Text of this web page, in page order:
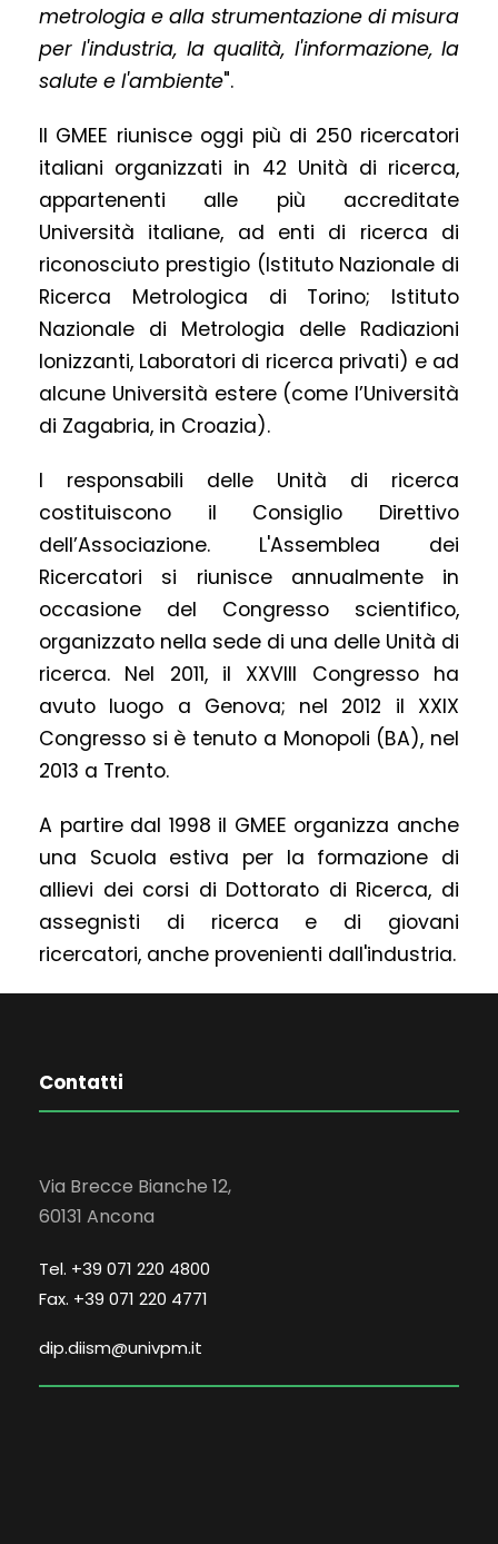
metrologia e alla strumentazione di misura
per l'industria, la qualità, l'informazione, la
salute e l'ambiente".
Il GMEE riunisce oggi più di 250 ricercatori
italiani organizzati in 42 Unità di ricerca,
appartenenti alle più accreditate
Università italiane, ad enti di ricerca di
riconosciuto prestigio (Istituto Nazionale di
Ricerca Metrologica di Torino; Istituto
Nazionale di Metrologia delle Radiazioni
Ionizzanti, Laboratori di ricerca privati) e ad
alcune Università estere (come l’Università
di Zagabria, in Croazia).
I responsabili delle Unità di ricerca
costituiscono il Consiglio Direttivo
dell’Associazione. L'Assemblea dei
Ricercatori si riunisce annualmente in
occasione del Congresso scientifico,
organizzato nella sede di una delle Unità di
ricerca. Nel 2011, il XXVIII Congresso ha
avuto luogo a Genova; nel 2012 il XXIX
Congresso si è tenuto a Monopoli (BA), nel
2013 a Trento.
A partire dal 1998 il GMEE organizza anche
una Scuola estiva per la formazione di
allievi dei corsi di Dottorato di Ricerca, di
assegnisti di ricerca e di giovani
ricercatori, anche provenienti dall'industria.
Contatti
Via Brecce Bianche 12,
60131 Ancona
Tel. +39 071 220 4800
Fax. +39 071 220 4771
dip.diism@univpm.it